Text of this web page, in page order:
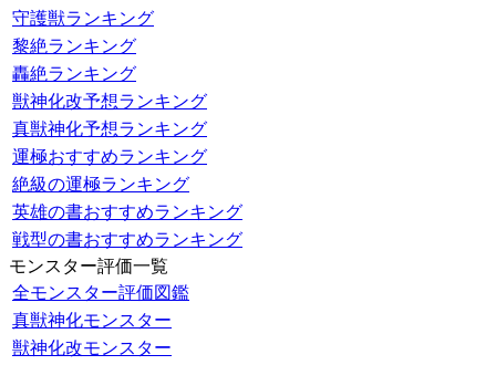
守護獣ランキング
黎絶ランキング
轟絶ランキング
獣神化改予想ランキング
真獣神化予想ランキング
運極おすすめランキング
絶級の運極ランキング
英雄の書おすすめランキング
戦型の書おすすめランキング
モンスター評価一覧
全モンスター評価図鑑
真獣神化モンスター
獣神化改モンスター